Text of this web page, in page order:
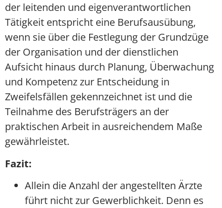
der leitenden und eigenverantwortlichen
Tätigkeit entspricht eine Berufsausübung,
wenn sie über die Festlegung der Grundzüge
der Organisation und der dienstlichen
Aufsicht hinaus durch Planung, Überwachung
und Kompetenz zur Entscheidung in
Zweifelsfällen gekennzeichnet ist und die
Teilnahme des Berufsträgers an der
praktischen Arbeit in ausreichendem Maße
gewährleistet.
Fazit:
Allein die Anzahl der angestellten Ärzte
führt nicht zur Gewerblichkeit. Denn es